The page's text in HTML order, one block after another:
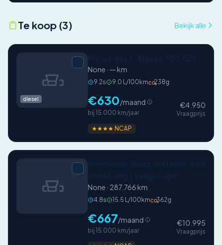
Te koop (3) Bekijk alle
diesel
None · — km
9.2s 9.0 L/100kmCO₂238g
€630/maand
bij 15.000 km/jaar
€4.950
Vraagprijs
★★★★ NCAP
None · 287.766 km
4.8s 15.5 L/100kmCO₂362g
€667/maand
bij 15.000 km/jaar
€10.995
Vraagprijs